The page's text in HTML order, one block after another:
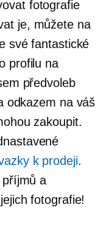
fotografie
je, můžete na
své fantastické
profilu na
předvoleb
odkazem na váš
zakoupit.
k prodeji.
příjmů a
fotografie!